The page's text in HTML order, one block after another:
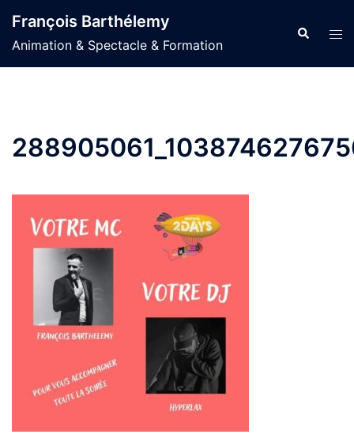
au
contenu
François Barthélemy
Animation & Spectacle & Formation